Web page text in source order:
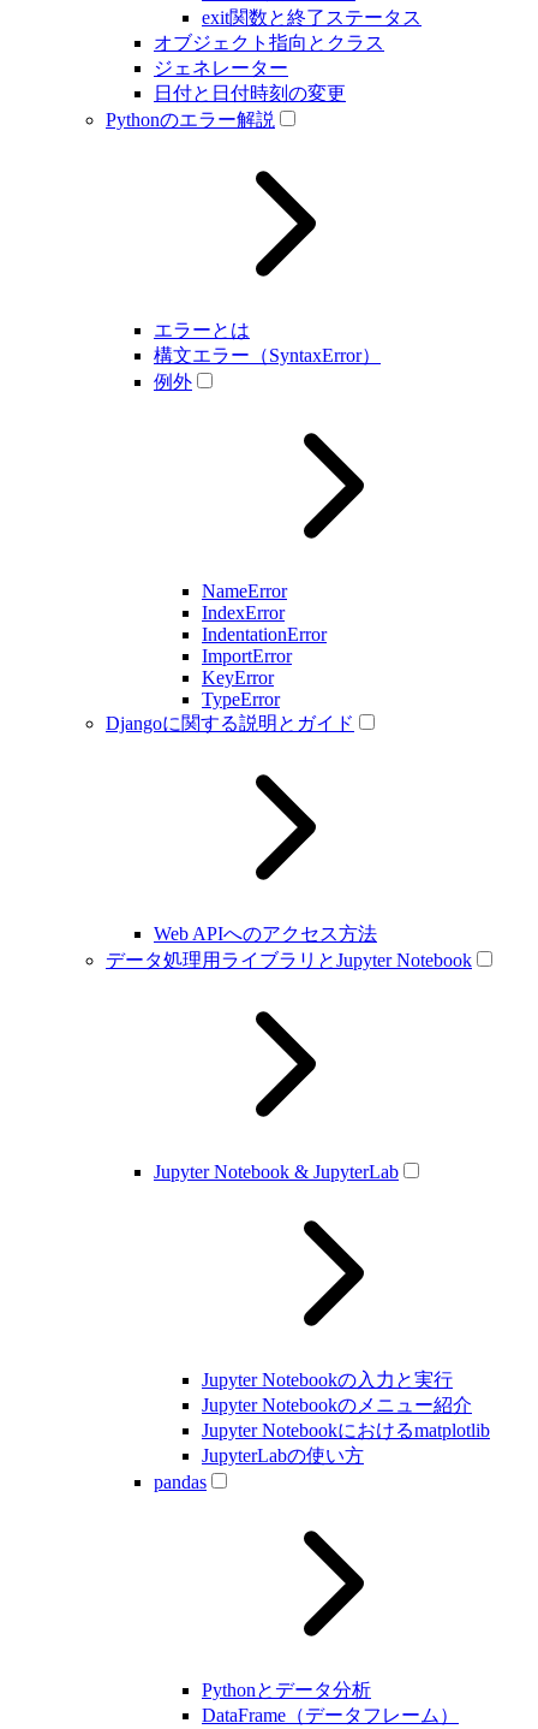
exit関数と終了ステータス
オブジェクト指向とクラス
ジェネレーター
日付と日付時刻の変更
Pythonのエラー解説
エラーとは
構文エラー（SyntaxError）
例外
NameError
IndexError
IndentationError
ImportError
KeyError
TypeError
Djangoに関する説明とガイド
Web APIへのアクセス方法
データ処理用ライブラリとJupyter Notebook
Jupyter Notebook & JupyterLab
Jupyter Notebookの入力と実行
Jupyter Notebookのメニュー紹介
Jupyter Notebookにおけるmatplotlib
JupyterLabの使い方
pandas
Pythonとデータ分析
DataFrame（データフレーム）